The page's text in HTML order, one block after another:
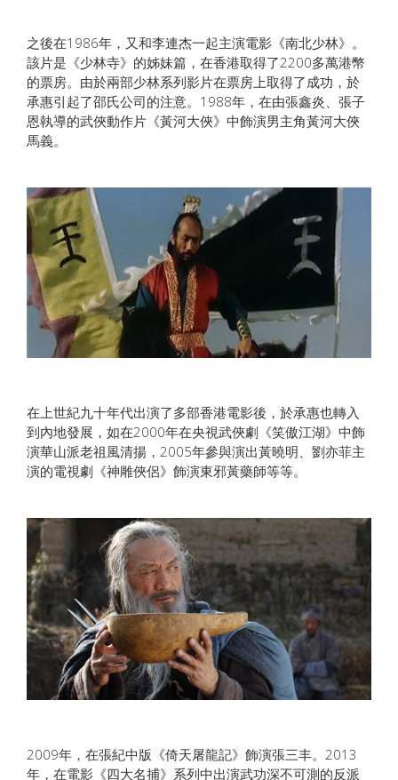
之後在1986年，又和李連杰一起主演電影《南北少林》。
該片是《少林寺》的姊妹篇，在香港取得了2200多萬港幣
的票房。由於兩部少林系列影片在票房上取得了成功，於
承惠引起了邵氏公司的注意。1988年，在由張鑫炎、張子
恩執導的武俠動作片《黃河大俠》中飾演男主角黃河大俠
馬義。
在上世紀九十年代出演了多部香港電影後，於承惠也轉入
到內地發展，如在2000年在央視武俠劇《笑傲江湖》中飾
演華山派老祖風清揚，2005年參與演出黃曉明、劉亦菲主
演的電視劇《神雕俠侶》飾演東邪黃藥師等等。
2009年，在張紀中版《倚天屠龍記》飾演張三丰。2013
年，在電影《四大名捕》系列中出演武功深不可測的反派